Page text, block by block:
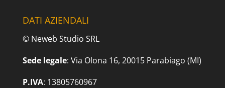
DATI AZIENDALI
© Neweb Studio SRL
Sede legale: Via Olona 16, 20015 Parabiago (MI)
P.IVA: 13805760967